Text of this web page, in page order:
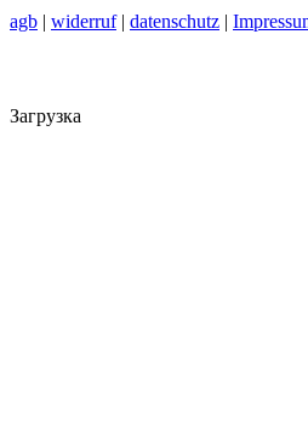
agb | widerruf| datenschutz |
Загрузка